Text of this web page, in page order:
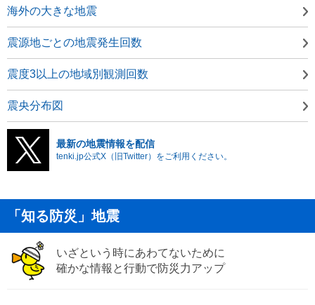
海外の大きな地震
震源地ごとの地震発生回数
震度3以上の地域別観測回数
震央分布図
最新の地震情報を配信
tenki.jp公式X（旧Twitter）をご利用ください。
「知る防災」地震
いざという時にあわてないために
確かな情報と行動で防災力アップ